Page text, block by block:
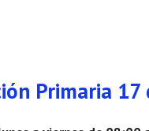
Primaria 17